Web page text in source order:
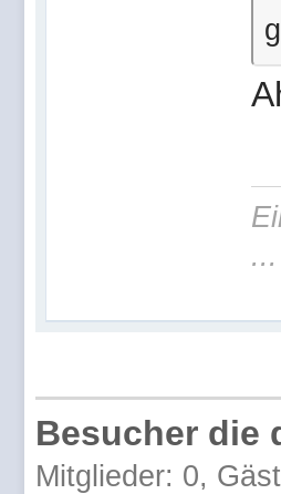
...
Besucher die
Mitglieder: 0,